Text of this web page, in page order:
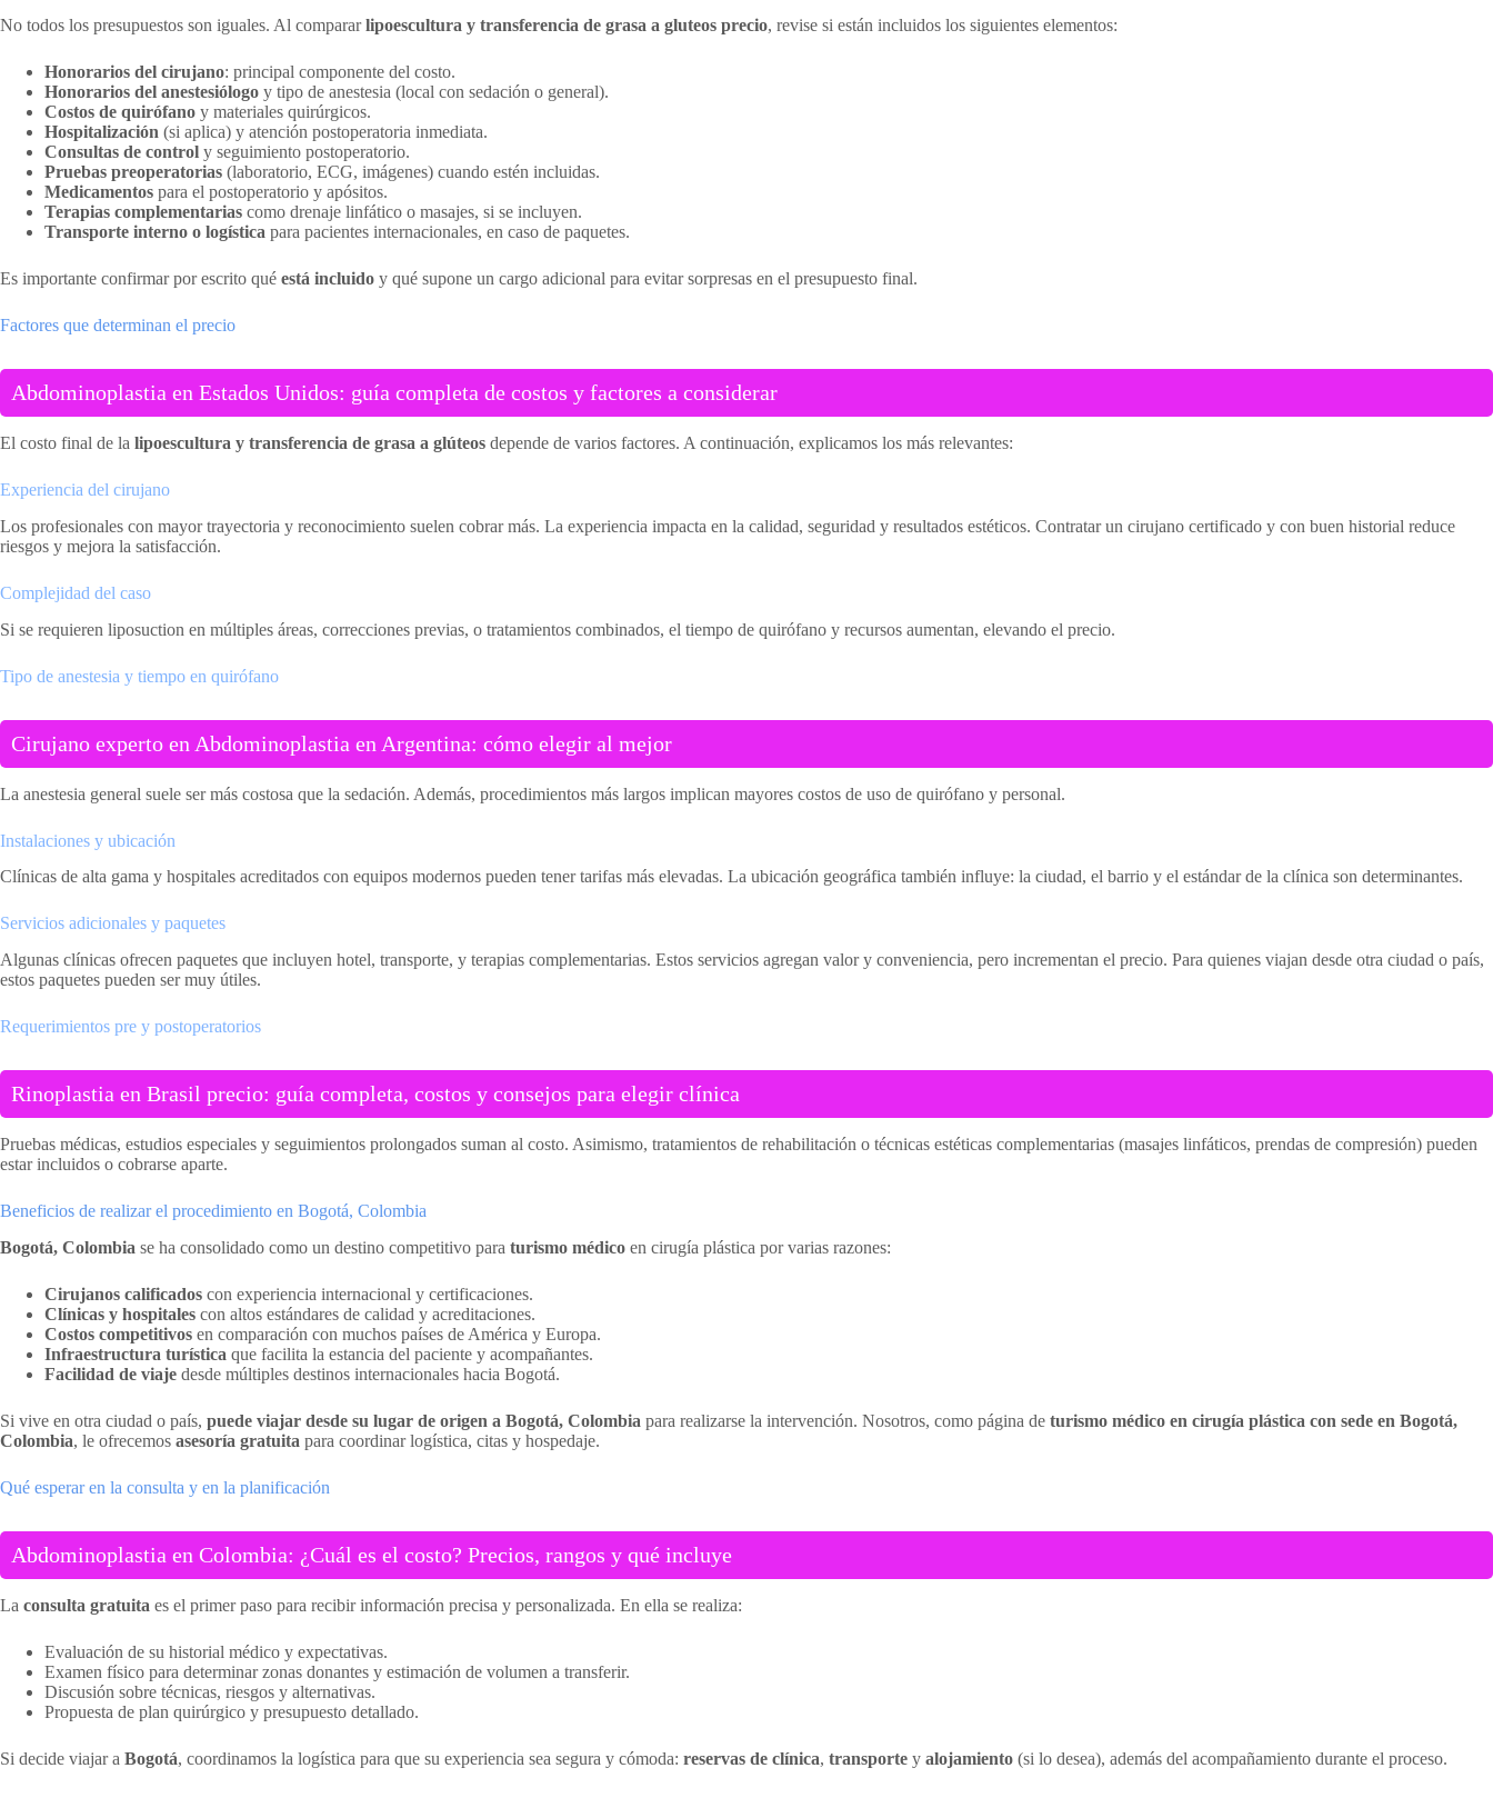
No todos los presupuestos son iguales. Al compararlipoescultura y transferencia de grasa a gluteos precio, revise si están incluidos los siguientes elementos:
Honorarios del cirujano: principal componente del costo.
Honorarios del anestesiólogo y tipo de anestesia (local con sedación o general).
Costos de quirófano y materiales quirúrgicos.
Hospitalización (si aplica) y atención postoperatoria inmediata.
Consultas de control y seguimiento postoperatorio.
Pruebas preoperatorias (laboratorio, ECG, imágenes) cuando estén incluidas.
Medicamentos para el postoperatorio y apósitos.
Terapias complementarias como drenaje linfático o masajes, si se incluyen.
Transporte interno o logística para pacientes internacionales, en caso de paquetes.
Es importante confirmar por escrito qué está incluido y qué supone un cargo adicional para evitar sorpresas en el presupuesto final.
Factores que determinan el precio
Abdominoplastia en Estados Unidos: guía completa de costos y factores a considerar
El costo final de la lipoescultura y transferencia de grasa a glúteos depende de varios factores. A continuación, explicamos los más relevantes:
Experiencia del cirujano
Los profesionales con mayor trayectoria y reconocimiento suelen cobrar más. La experiencia impacta en la calidad, seguridad y resultados estéticos. Contratar un cirujano certificado y con buen historial reduce
riesgos y mejora la satisfacción.
Complejidad del caso
Si se requieren liposuction en múltiples áreas, correcciones previas, o tratamientos combinados, el tiempo de quirófano y recursos aumentan, elevando el precio.
Tipo de anestesia y tiempo en quirófano
Cirujano experto en Abdominoplastia en Argentina: cómo elegir al mejor
La anestesia general suele ser más costosa que la sedación. Además, procedimientos más largos implican mayores costos de uso de quirófano y personal.
Instalaciones y ubicación
Clínicas de alta gama y hospitales acreditados con equipos modernos pueden tener tarifas más elevadas. La ubicación geográfica también influye: la ciudad, el barrio y el estándar de la clínica son determinantes.
Servicios adicionales y paquetes
Algunas clínicas ofrecen paquetes que incluyen hotel, transporte, y terapias complementarias. Estos servicios agregan valor y conveniencia, pero incrementan el precio. Para quienes viajan desde otra ciudad o país,
estos paquetes pueden ser muy útiles.
Requerimientos pre y postoperatorios
Rinoplastia en Brasil precio: guía completa, costos y consejos para elegir clínica
Pruebas médicas, estudios especiales y seguimientos prolongados suman al costo. Asimismo, tratamientos de rehabilitación o técnicas estéticas complementarias (masajes linfáticos, prendas de compresión) pueden
estar incluidos o cobrarse aparte.
Beneficios de realizar el procedimiento en Bogotá, Colombia
Bogotá, Colombia se ha consolidado como un destino competitivo para turismo médico en cirugía plástica por varias razones:
Cirujanos calificados con experiencia internacional y certificaciones.
Clínicas y hospitales con altos estándares de calidad y acreditaciones.
Costos competitivos en comparación con muchos países de América y Europa.
Infraestructura turística que facilita la estancia del paciente y acompañantes.
Facilidad de viaje desde múltiples destinos internacionales hacia Bogotá.
Si vive en otra ciudad o país, puede viajar desde su lugar de origen a Bogotá, Colombia para realizarse la intervención. Nosotros, como página de turismo médico en cirugía plástica con sede en Bogotá,
Colombia, le ofrecemos asesoría gratuita para coordinar logística, citas y hospedaje.
Qué esperar en la consulta y en la planificación
Abdominoplastia en Colombia: ¿Cuál es el costo? Precios, rangos y qué incluye
La consulta gratuita es el primer paso para recibir información precisa y personalizada. En ella se realiza:
Evaluación de su historial médico y expectativas.
Examen físico para determinar zonas donantes y estimación de volumen a transferir.
Discusión sobre técnicas, riesgos y alternativas.
Propuesta de plan quirúrgico y presupuesto detallado.
Si decide viajar a Bogotá, coordinamos la logística para que su experiencia sea segura y cómoda: reservas de clínica, transporte y alojamiento (si lo desea), además del acompañamiento durante el proceso.